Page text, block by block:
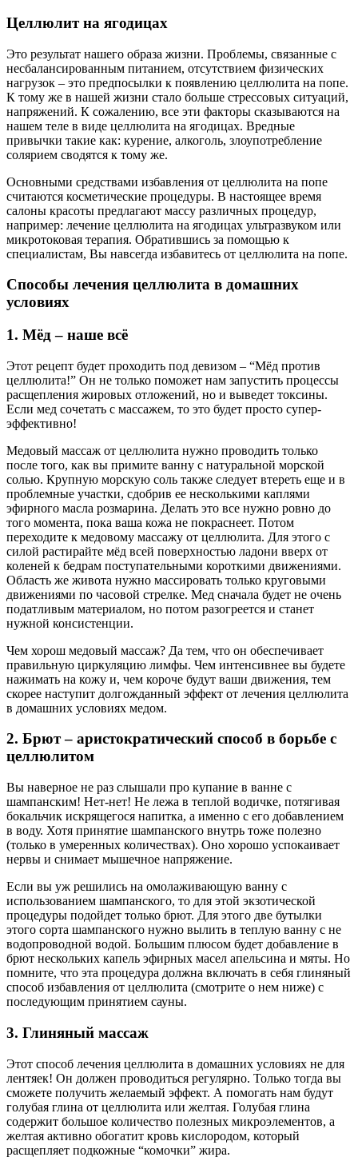
Целлюлит на ягодицах
Это результат нашего образа жизни. Проблемы, связанные с
несбалансированным питанием, отсутствием физических
нагрузок – это предпосылки к появлению целлюлита на попе.
К тому же в нашей жизни стало больше стрессовых ситуаций,
напряжений. К сожалению, все эти факторы сказываются на
нашем теле в виде целлюлита на ягодицах. Вредные
привычки такие как: курение, алкоголь, злоупотребление
солярием сводятся к тому же.
Основными средствами избавления от целлюлита на попе
считаются косметические процедуры. В настоящее время
салоны красоты предлагают массу различных процедур,
например: лечение целлюлита на ягодицах ультразвуком или
микротоковая терапия. Обратившись за помощью к
специалистам, Вы навсегда избавитесь от целлюлита на попе.
Способы лечения целлюлита в домашних
условиях
1. Мёд – наше всё
Этот рецепт будет проходить под девизом – “Мёд против
целлюлита!” Он не только поможет нам запустить процессы
расщепления жировых отложений, но и выведет токсины.
Если мед сочетать с массажем, то это будет просто супер-
эффективно!
Медовый массаж от целлюлита нужно проводить только
после того, как вы примите ванну с натуральной морской
солью. Крупную морскую соль также следует втереть еще и в
проблемные участки, сдобрив ее несколькими каплями
эфирного масла розмарина. Делать это все нужно ровно до
того момента, пока ваша кожа не покраснеет. Потом
переходите к медовому массажу от целлюлита. Для этого с
силой растирайте мёд всей поверхностью ладони вверх от
коленей к бедрам поступательными короткими движениями.
Область же живота нужно массировать только круговыми
движениями по часовой стрелке. Мед сначала будет не очень
податливым материалом, но потом разогреется и станет
нужной консистенции.
Чем хорош медовый массаж? Да тем, что он обеспечивает
правильную циркуляцию лимфы. Чем интенсивнее вы будете
нажимать на кожу и, чем короче будут ваши движения, тем
скорее наступит долгожданный эффект от лечения целлюлита
в домашних условиях медом.
2. Брют – аристократический способ в борьбе с
целлюлитом
Вы наверное не раз слышали про купание в ванне с
шампанским! Нет-нет! Не лежа в теплой водичке, потягивая
бокальчик искрящегося напитка, а именно с его добавлением
в воду. Хотя принятие шампанского внутрь тоже полезно
(только в умеренных количествах). Оно хорошо успокаивает
нервы и снимает мышечное напряжение.
Если вы уж решились на омолаживающую ванну с
использованием шампанского, то для этой экзотической
процедуры подойдет только брют. Для этого две бутылки
этого сорта шампанского нужно вылить в теплую ванну с не
водопроводной водой. Большим плюсом будет добавление в
брют нескольких капель эфирных масел апельсина и мяты. Но
помните, что эта процедура должна включать в себя глиняный
способ избавления от целлюлита (смотрите о нем ниже) с
последующим принятием сауны.
3. Глиняный массаж
Этот способ лечения целлюлита в домашних условиях не для
лентяек! Он должен проводиться регулярно. Только тогда вы
сможете получить желаемый эффект. А помогать нам будут
голубая глина от целлюлита или желтая. Голубая глина
содержит большое количество полезных микроэлементов, а
желтая активно обогатит кровь кислородом, который
расщепляет подкожные “комочки” жира.